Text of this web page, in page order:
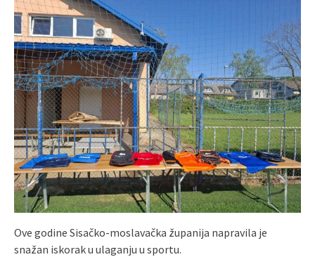
Ove godine Sisačko-moslavačka županija napravila je
snažan iskorak u ulaganju u sportu.